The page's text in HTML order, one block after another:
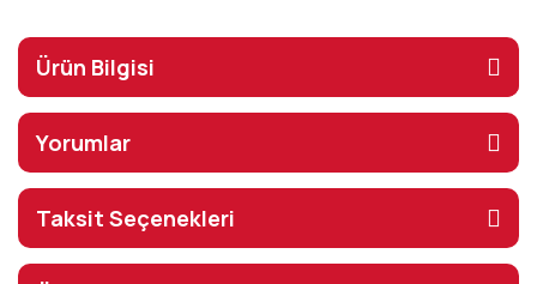
Ürün Bilgisi
Yorumlar
Taksit Seçenekleri